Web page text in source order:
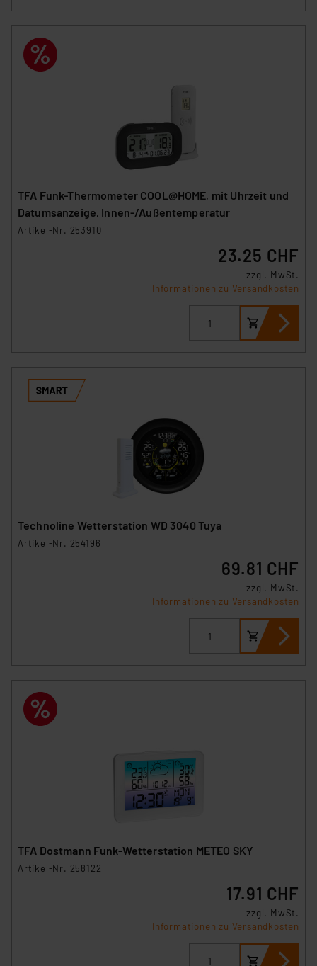
unberührt. Ihre Browser-Einstellungen können dazu
führen, dass die Einstellungen nicht längerfristig
gespeichert werden und dieses Banner erneut
„Einige Drittanbieter verarbeiten personenbezogene
Daten in den USA. Ihre Einwilligung zur Einbindung von
Cookies dieser Drittanbieter umfasst daher ggf. auch
(1) lit. a DSGVO. Nähere Infos zu diesen Drittanbietern
und zu der jeweiligen Datenübermittlung erhalten Sie in
Angemessenheitsbeschluss der EU. Dies bedeutet,
Datenschutz nach EU-Standards eingestuft wird. So
Überwachungsprogrammen verarbeiten, ohne dass
sich auf die Standarddatenschutzklauseln der
Beurteilung der mit der Datenübermittlung,
insbesondere der Art der übermittelten Daten,
Datenschutzerklärung
TFA Funk-Thermometer COOL@HOME, mit Uhrzeit und
Datumsanzeige, Innen-/Außentemperatur
Artikel-Nr. 253910
23.25 CHF
zzgl. MwSt.
Informationen zu Versandkosten
Technoline Wetterstation WD 3040 Tuya
Artikel-Nr. 254196
69.81 CHF
zzgl. MwSt.
Informationen zu Versandkosten
TFA Dostmann Funk-Wetterstation METEO SKY
Artikel-Nr. 258122
17.91 CHF
zzgl. MwSt.
Informationen zu Versandkosten